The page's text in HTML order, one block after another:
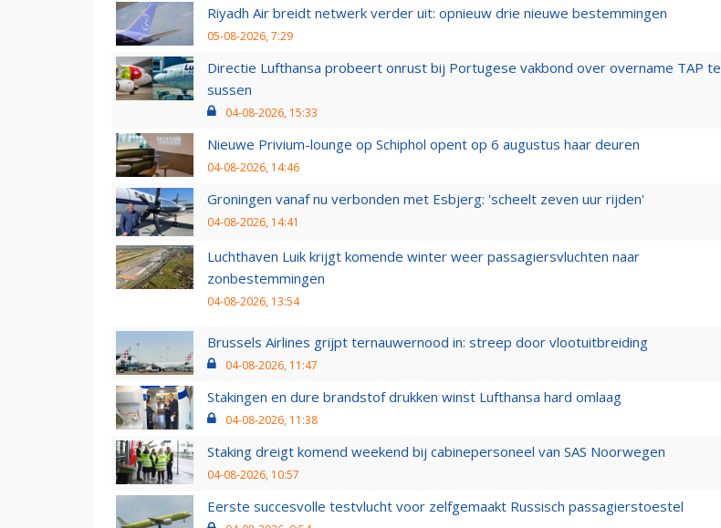
Riyadh Air breidt netwerk verder uit: opnieuw drie nieuwe bestemmingen
05-08-2026, 7:29
Directie Lufthansa probeert onrust bij Portugese vakbond over overname TAP te
sussen
04-08-2026, 15:33
Nieuwe Privium-lounge op Schiphol opent op 6 augustus haar deuren
04-08-2026, 14:46
Groningen vanaf nu verbonden met Esbjerg: 'scheelt zeven uur rijden'
04-08-2026, 14:41
Luchthaven Luik krijgt komende winter weer passagiersvluchten naar
zonbestemmingen
04-08-2026, 13:54
Brussels Airlines grijpt ternauwernood in: streep door vlootuitbreiding
04-08-2026, 11:47
Stakingen en dure brandstof drukken winst Lufthansa hard omlaag
04-08-2026, 11:38
Staking dreigt komend weekend bij cabinepersoneel van SAS Noorwegen
04-08-2026, 10:57
Eerste succesvolle testvlucht voor zelfgemaakt Russisch passagierstoestel